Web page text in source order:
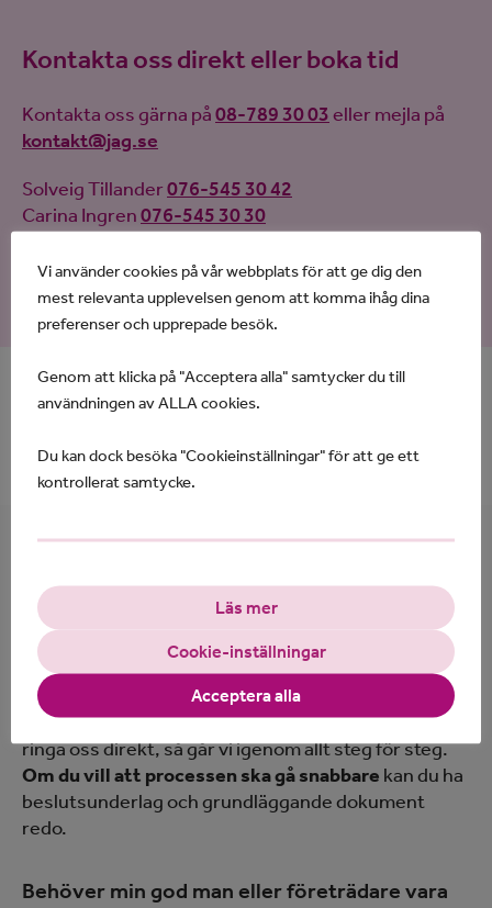
Kontakta oss direkt eller boka tid
Kontakta oss gärna på08-789 30 03eller mejla på
kontakt@jag.se
Solveig Tillander076-545 30 42
Carina Ingren076-545 30 30
Hansine Hjellum076-545 30 72
Vad behöver jag ha koll på innan jag ringer till
er?
Du behöver egentligen inte förbereda något och kan
ringa oss direkt, så går vi igenom allt steg för steg.
Om du vill att processen ska gå snabbare kan du ha
beslutsunderlag och grundläggande dokument
redo.
Behöver min god man eller företrädare vara
Vi använder cookies på vår webbplats för att ge dig den
mest relevanta upplevelsen genom att komma ihåg dina
preferenser och upprepade besök.
Genom att klicka på "Acceptera alla" samtycker du till
användningen av ALLA cookies.
Du kan dock besöka "Cookieinställningar" för att ge ett
kontrollerat samtycke.
Läs mer
Cookie-inställningar
Acceptera alla